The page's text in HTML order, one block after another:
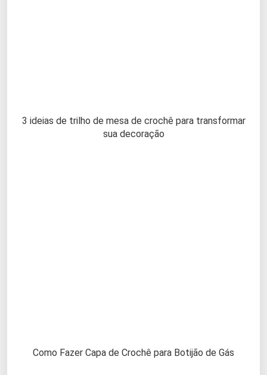
3 ideias de trilho de mesa de crochê para transformar
sua decoração
Como Fazer Capa de Crochê para Botijão de Gás